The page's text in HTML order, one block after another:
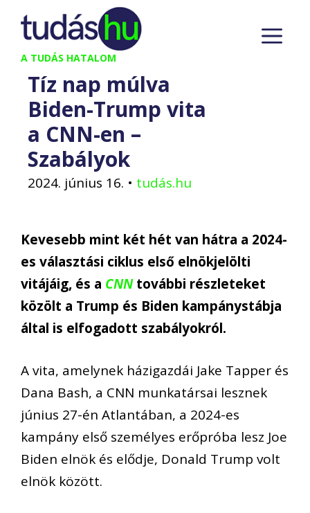
Kilépés
tartalomba
A TUDÁS HATALOM
Tíz nap múlva
Biden-Trump vita
a CNN-en –
Szabályok
2024. június 16. • tudás.hu
Kevesebb mint két hét van hátra a 2024-
es választási ciklus első elnökjelölti
vitájáig, és a CNNtovábbi részleteket
közölt a Trump és Biden kampánystábja
által is elfogadott szabályokról.
A vita, amelynek házigazdái Jake Tapper és
Dana Bash, a CNN munkatársai lesznek
június 27-én Atlantában, a 2024-es
kampány első személyes erőpróba lesz Joe
Biden elnök és elődje, Donald Trump volt
elnök között.